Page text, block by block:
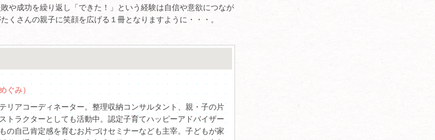
や成功を繰り返し「できた！」という経験は自信や意欲につなが
くさんの親子に笑顔を広げる１冊となりますように・・・。
ぐみ）
リアコーディネーター。整理収納コンサルタント、親・子の片
トラクターとしても活動中。認定子育てハッピーアドバイザー
の自己肯定感を育むお片づけセミナーなども主宰。子どもが家